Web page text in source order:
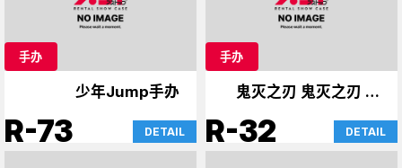
手办
少年Jump手办
R-73 DETAIL
手办
鬼灭之刃 鬼灭之刃 手
办
R-32 DETAIL